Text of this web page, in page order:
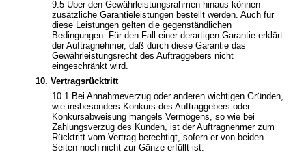
9.5 Über den Gewährleistungsrahmen hinaus können
zusätzliche Garantieleistungen bestellt werden. Auch für
diese Leistungen gelten die gegenständlichen
Bedingungen. Für den Fall einer derartigen Garantie erklärt
der Auftragnehmer, daß durch diese Garantie das
Gewährleistungsrecht des Auftraggebers nicht
eingeschränkt wird.
10. Vertragsrücktritt
10.1 Bei Annahmeverzug oder anderen wichtigen Gründen,
wie insbesonders Konkurs des Auftraggebers oder
Konkursabweisung mangels Vermögens, so wie bei
Zahlungsverzug des Kunden, ist der Auftragnehmer zum
Rücktritt vom Vertrag berechtigt, sofern er von beiden
Seiten noch nicht zur Gänze erfüllt ist.